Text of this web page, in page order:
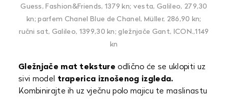
Guess, Fashion&Friends, 1379 kn; vesta, Galileo, 279,30
kn; parfem Chanel Blue de Chanel, Müller, 286,90 kn;
ručni sat, Galileo, 1399,30 kn; gležnjače Gant, ICON.,1149
kn
Gležnjače mat teksture odlično će se uklopiti uz
sivi model traperica iznošenog izgleda.
Kombinirajte ih uz vječnu polo majicu te maslinastu